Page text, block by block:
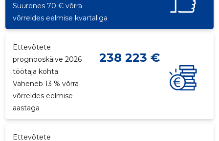
Suurenes 70 € võrra
võrreldes eelmise kvartaliga
Ettevõtete
prognooskäive 2026
töötaja kohta
238 223 €
Väheneb 13 % võrra
võrreldes eelmise
aastaga
Ettevõtete